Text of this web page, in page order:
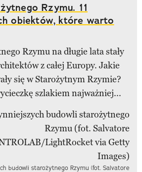
Rzymu. 11
obiektów, które warto
Rzymu na długie lata stały
z całej Europy. Jakie
się w Starożytnym Rzymie?
szlakiem najważniej...
budowli starożytnego Rzymu (fot. Salvatore